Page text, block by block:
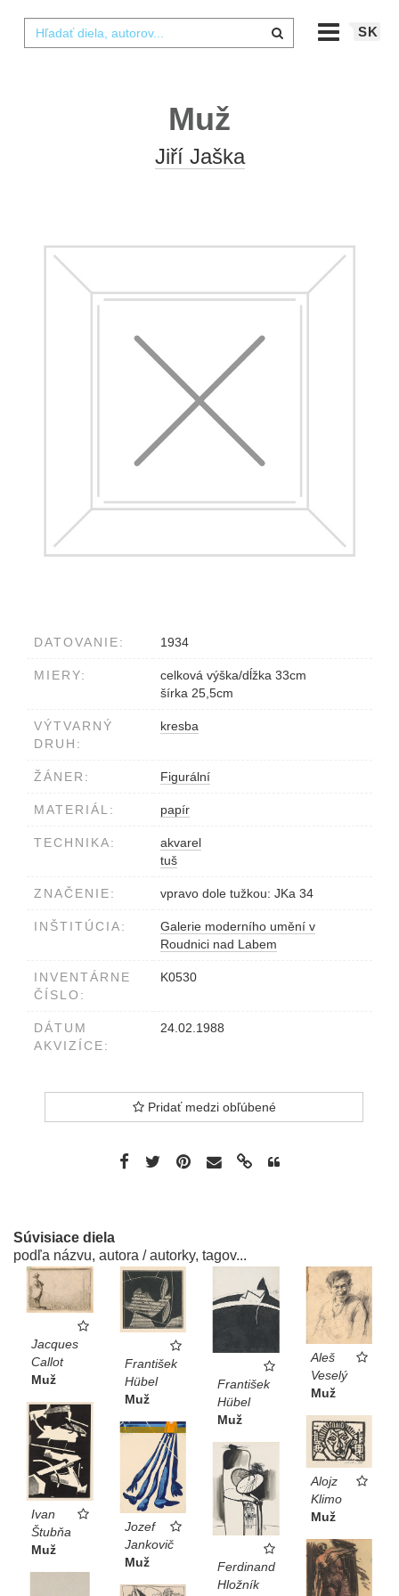
SK
Muž
Jiří Jaška
DATOVANIE: 1934
MIERY:
celková výška/dĺžka 33cm
šírka 25,5cm
VÝTVARNÝ
DRUH:
kresba
ŽÁNER: Figurální
MATERIÁL: papír
TECHNIKA:
akvarel
tuš
ZNAČENIE: vpravo dole tužkou: JKa 34
INŠTITÚCIA:
Galerie moderního umění v
Roudnici nad Labem
INVENTÁRNE
ČÍSLO:
K0530
DÁTUM
AKVIZÍCE:
24.02.1988
Pridať medzi obľúbené
Súvisiace diela
podľa názvu, autora / autorky, tagov...
Jacques
Callot
Muž
František
Hübel
Muž
František
Hübel
Muž
Aleš
Veselý
Muž
Ivan
Štubňa
Muž
Alojz
Klimo
Muž
Jozef
Jankovič
Muž
Ferdinand
Hložník